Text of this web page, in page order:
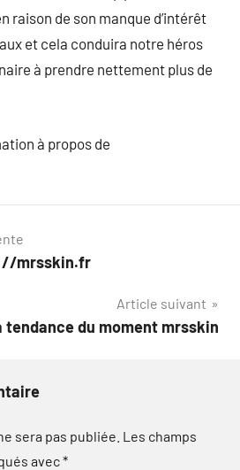
raison de son manque d’intérêt
et cela conduira notre héros
à prendre nettement plus de
à propos de
mrsskin.fr
Article suivant
tendance du moment mrsskin
sera pas publiée. Les champs
avec*